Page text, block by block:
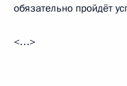
обязательно пройдёт
<…>